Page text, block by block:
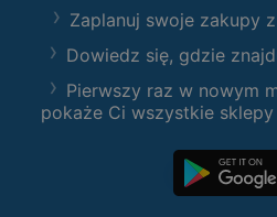
Zaplanuj swoje zakupy
Dowiedz się, gdzie
Pierwszy raz w nowym
pokaże Ci wszystkie